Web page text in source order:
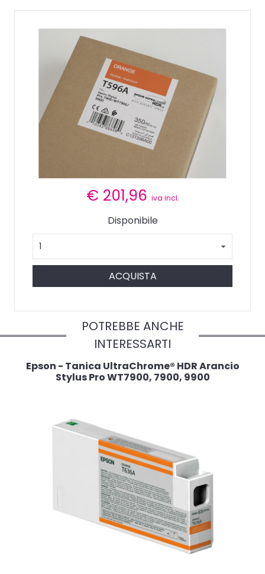
€ 201,96 iva incl.
Disponibile
ACQUISTA
POTREBBE ANCHE
INTERESSARTI
Epson - Tanica UltraChrome® HDR Arancio
Stylus Pro WT7900, 7900, 9900